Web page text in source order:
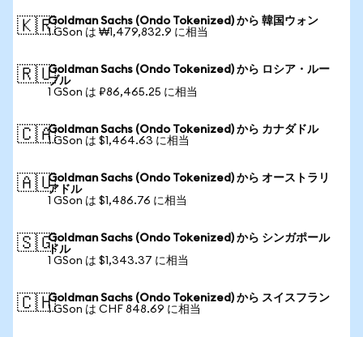
🇰🇷Goldman Sachs (Ondo Tokenized) から 韓国ウォン
1 GSon は ₩1,479,832.9 に相当
🇷🇺Goldman Sachs (Ondo Tokenized) から ロシア・ルー
ブル
1 GSon は ₽86,465.25 に相当
🇨🇦Goldman Sachs (Ondo Tokenized) から カナダドル
1 GSon は $1,464.63 に相当
🇦🇺Goldman Sachs (Ondo Tokenized) から オーストラリ
アドル
1 GSon は $1,486.76 に相当
🇸🇬Goldman Sachs (Ondo Tokenized) から シンガポール
ドル
1 GSon は $1,343.37 に相当
🇨🇭Goldman Sachs (Ondo Tokenized) から スイスフラン
1 GSon は CHF 848.69 に相当